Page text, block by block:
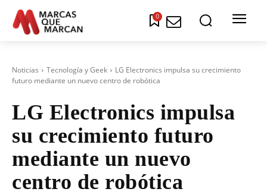
0
Noticias Tecnología y Geek
LG Electronics impulsa su crecimiento
futuro mediante un nuevo centro de robótica
LG Electronics impulsa
su crecimiento futuro
mediante un nuevo
centro de robótica